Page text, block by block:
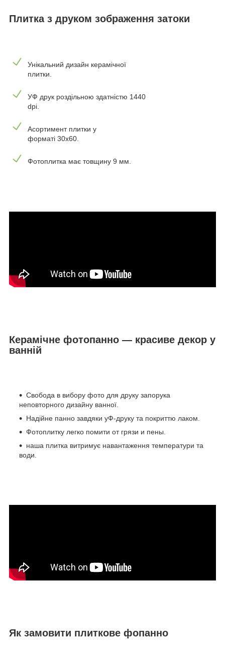
Плитка з друком зображення затоки
Унікальний дизайн керамічної
плитки.
УФ друк роздільною здатністю 1440
dpi.
Асортимент плитки у
форматі 30х60.
Фотоплитка має товщину 9 мм.
Керамічне фотопанно — красиве декор у
ванній
Свобода в вибору фото для друку запорука
неповторного дизайну ванної.
Надійне панно завдяки уФ-друку та покриттю лаком.
Фотоплитку легко помити от грязи и пены.
наша плитка витримує навантаження температури та
води.
Як замовити плиткове фопанно